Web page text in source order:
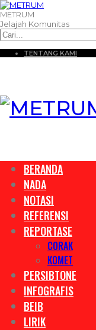
METRUM
Jelajah Komunitas
TENTANG KAMI
BERANDA
NADA
NOTASI
REFERENSI
REPORTASE
CORAK
KOMET
PERSIBTONE
INFOGRAFIS
BEIB
LIRIK